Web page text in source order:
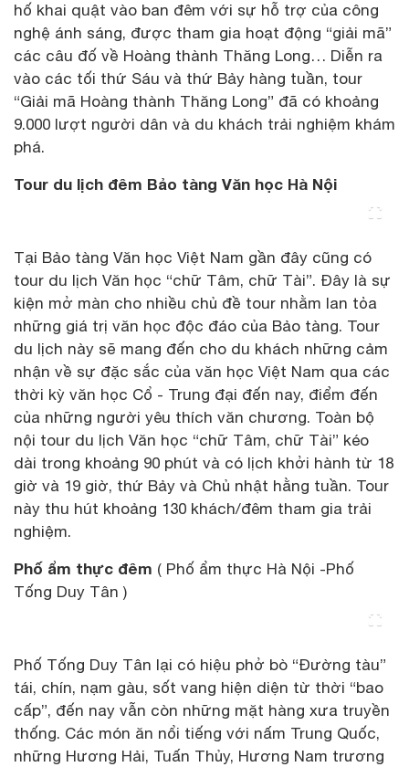
hố khai quật vào ban đêm với sự hỗ trợ của công
nghệ ánh sáng, được tham gia hoạt động “giải mã”
các câu đố về Hoàng thành Thăng Long… Diễn ra
vào các tối thứ Sáu và thứ Bảy hàng tuần, tour
“Giải mã Hoàng thành Thăng Long” đã có khoảng
9.000 lượt người dân và du khách trải nghiệm khám
phá.
Tour du lịch đêm Bảo tàng Văn học Hà Nội
Tại Bảo tàng Văn học Việt Nam gần đây cũng có
tour du lịch Văn học “chữ Tâm, chữ Tài”. Đây là sự
kiện mở màn cho nhiều chủ đề tour nhằm lan tỏa
những giá trị văn học độc đáo của Bảo tàng. Tour
du lịch này sẽ mang đến cho du khách những cảm
nhận về sự đặc sắc của văn học Việt Nam qua các
thời kỳ văn học Cổ - Trung đại đến nay, điểm đến
của những người yêu thích văn chương. Toàn bộ
nội tour du lịch Văn học “chữ Tâm, chữ Tài” kéo
dài trong khoảng 90 phút và có lịch khởi hành từ 18
giờ và 19 giờ, thứ Bảy và Chủ nhật hằng tuần. Tour
này thu hút khoảng 130 khách/đêm tham gia trải
nghiệm.
Phố ẩm thực đêm ( Phố ẩm thực Hà Nội -Phố
Tống Duy Tân )
Phố Tống Duy Tân lại có hiệu phở bò “Đường tàu”
tái, chín, nạm gàu, sốt vang hiện diện từ thời “bao
cấp”, đến nay vẫn còn những mặt hàng xưa truyền
thống. Các món ăn nổi tiếng với nấm Trung Quốc,
những Hương Hải, Tuấn Thủy, Hương Nam trương